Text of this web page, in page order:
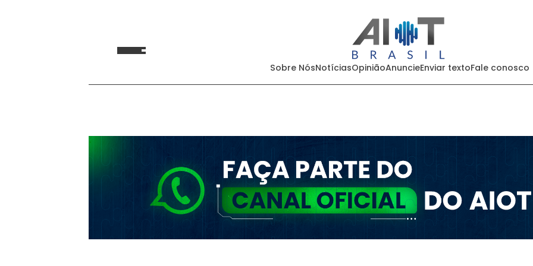
Sobre NósNotíciasOpiniãoAnuncieEnviar textoFale conosco